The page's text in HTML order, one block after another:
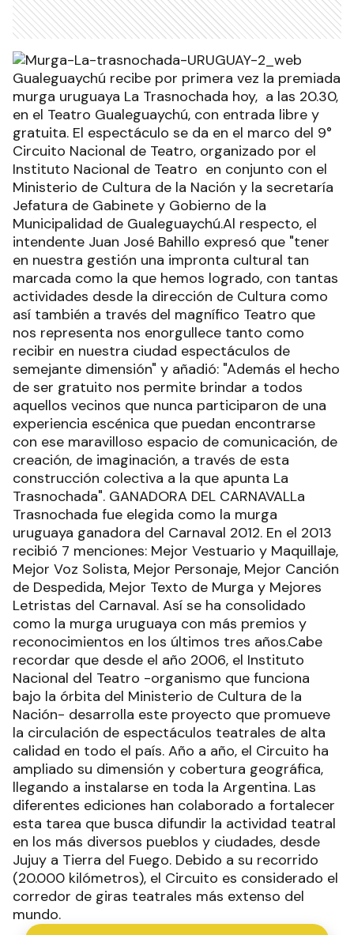
Gualeguaychú recibe por primera vez la premiada
murga uruguaya La Trasnochada hoy, a las 20.30,
en el Teatro Gualeguaychú, con entrada libre y
gratuita. El espectáculo se da en el marco del 9°
Circuito Nacional de Teatro, organizado por el
Instituto Nacional de Teatro en conjunto con el
Ministerio de Cultura de la Nación y la secretaría
Jefatura de Gabinete y Gobierno de la
Municipalidad de Gualeguaychú.Al respecto, el
intendente Juan José Bahillo expresó que "tener
en nuestra gestión una impronta cultural tan
marcada como la que hemos logrado, con tantas
actividades desde la dirección de Cultura como
así también a través del magnífico Teatro que
nos representa nos enorgullece tanto como
recibir en nuestra ciudad espectáculos de
semejante dimensión" y añadió: "Además el hecho
de ser gratuito nos permite brindar a todos
aquellos vecinos que nunca participaron de una
experiencia escénica que puedan encontrarse
con ese maravilloso espacio de comunicación, de
creación, de imaginación, a través de esta
construcción colectiva a la que apunta La
Trasnochada". GANADORA DEL CARNAVALLa
Trasnochada fue elegida como la murga
uruguaya ganadora del Carnaval 2012. En el 2013
recibió 7 menciones: Mejor Vestuario y Maquillaje,
Mejor Voz Solista, Mejor Personaje, Mejor Canción
de Despedida, Mejor Texto de Murga y Mejores
Letristas del Carnaval. Así se ha consolidado
como la murga uruguaya con más premios y
reconocimientos en los últimos tres años.Cabe
recordar que desde el año 2006, el Instituto
Nacional del Teatro -organismo que funciona
bajo la órbita del Ministerio de Cultura de la
Nación- desarrolla este proyecto que promueve
la circulación de espectáculos teatrales de alta
calidad en todo el país. Año a año, el Circuito ha
ampliado su dimensión y cobertura geográfica,
llegando a instalarse en toda la Argentina. Las
diferentes ediciones han colaborado a fortalecer
esta tarea que busca difundir la actividad teatral
en los más diversos pueblos y ciudades, desde
Jujuy a Tierra del Fuego. Debido a su recorrido
(20.000 kilómetros), el Circuito es considerado el
corredor de giras teatrales más extenso del
mundo.